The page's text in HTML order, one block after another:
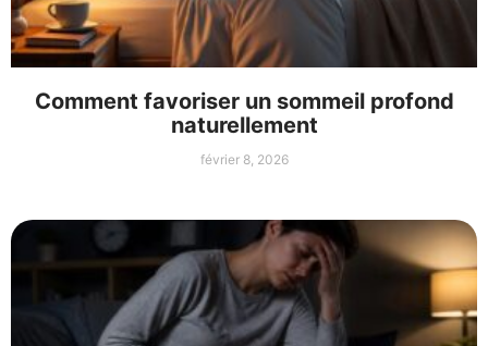
Comment favoriser un sommeil profond
naturellement
février 8, 2026